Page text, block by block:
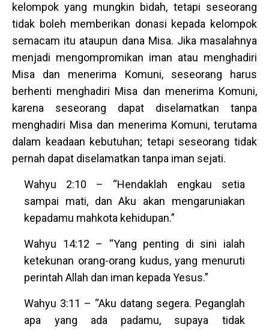
kelompok yang mungkin bidah, tetapi seseorang
tidak boleh memberikan donasi kepada kelompok
semacam itu ataupun dana Misa. Jika masalahnya
menjadi mengompromikan iman atau menghadiri
Misa dan menerima Komuni, seseorang harus
berhenti menghadiri Misa dan menerima Komuni,
karena seseorang dapat diselamatkan tanpa
menghadiri Misa dan menerima Komuni, terutama
dalam keadaan kebutuhan; tetapi seseorang tidak
pernah dapat diselamatkan tanpa iman sejati.
Wahyu 2:10 – “Hendaklah engkau setia
sampai mati, dan Aku akan mengaruniakan
kepadamu mahkota kehidupan.”
Wahyu 14:12 – “Yang penting di sini ialah
ketekunan orang-orang kudus, yang menuruti
perintah Allah dan iman kepada Yesus.”
Wahyu 3:11 – “Aku datang segera. Peganglah
apa yang ada padamu, supaya tidak